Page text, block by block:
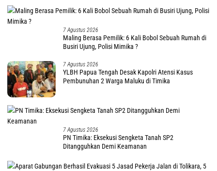
7 Agustus 2026
Maling Berasa Pemilik: 6 Kali Bobol Sebuah Rumah di
Busiri Ujung, Polisi Mimika ?
7 Agustus 2026
YLBH Papua Tengah Desak Kapolri Atensi Kasus
Pembunuhan 2 Warga Maluku di Timika
7 Agustus 2026
PN Timika: Eksekusi Sengketa Tanah SP2
Ditangguhkan Demi Keamanan